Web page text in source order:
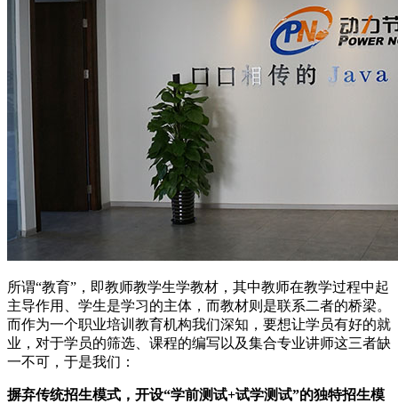
所谓“教育”，即教师教学生学教材，其中教师在教学过程中起
主导作用、学生是学习的主体，而教材则是联系二者的桥梁。
而作为一个职业培训教育机构我们深知，要想让学员有好的就
业，对于学员的筛选、课程的编写以及集合专业讲师这三者缺
一不可，于是我们：
摒弃传统招生模式，开设“学前测试+试学测试”的独特招生模